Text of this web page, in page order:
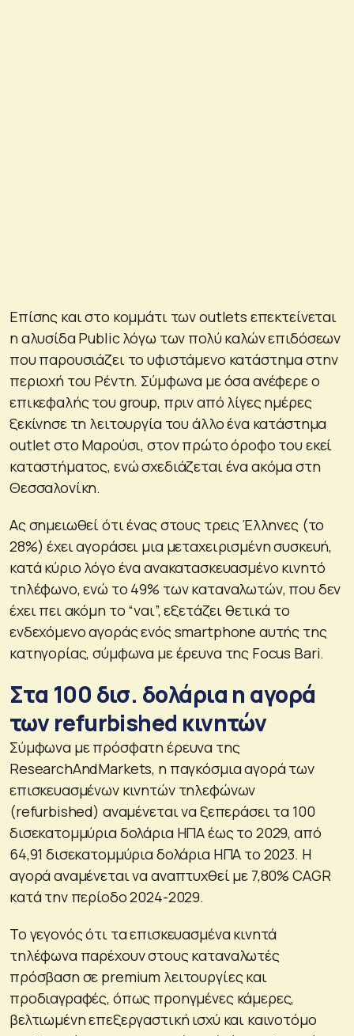
Επίσης και στο κομμάτι των outlets επεκτείνεται
η αλυσίδα Public λόγω των πολύ καλών επιδόσεων
που παρουσιάζει το υφιστάμενο κατάστημα στην
περιοχή του Ρέντη. Σύμφωνα με όσα ανέφερε ο
επικεφαλής του group, πριν από λίγες ημέρες
ξεκίνησε τη λειτουργία του άλλο ένα κατάστημα
outlet στο Μαρούσι, στον πρώτο όροφο του εκεί
καταστήματος, ενώ σχεδιάζεται ένα ακόμα στη
Θεσσαλονίκη.
Ας σημειωθεί ότι ένας στους τρεις Έλληνες (το
28%) έχει αγοράσει μια μεταχειρισμένη συσκευή,
κατά κύριο λόγο ένα ανακατασκευασμένο κινητό
τηλέφωνο, ενώ το 49% των καταναλωτών, που δεν
έχει πει ακόμη το “ναι”, εξετάζει θετικά το
ενδεχόμενο αγοράς ενός smartphone αυτής της
κατηγορίας, σύμφωνα με έρευνα της Focus Bari.
Στα 100 δισ. δολάρια η αγορά
των refurbished κινητών
Σύμφωνα με πρόσφατη έρευνα της
ResearchAndMarkets, η παγκόσμια αγορά των
επισκευασμένων κινητών τηλεφώνων
(refurbished) αναμένεται να ξεπεράσει τα 100
δισεκατομμύρια δολάρια ΗΠΑ έως το 2029, από
64,91 δισεκατομμύρια δολάρια ΗΠΑ το 2023. Η
αγορά αναμένεται να αναπτυχθεί με 7,80% CAGR
κατά την περίοδο 2024-2029.
Το γεγονός ότι τα επισκευασμένα κινητά
τηλέφωνα παρέχουν στους καταναλωτές
πρόσβαση σε premium λειτουργίες και
προδιαγραφές, όπως προηγμένες κάμερες,
βελτιωμένη επεξεργαστική ισχύ και καινοτόμο